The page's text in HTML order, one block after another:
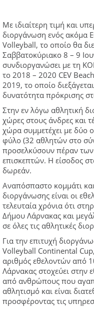
Με ιδιαίτερη τιμή και
διοργάνωση ενός ακόμα
Volleyball, το οποίο θα
Σαββατοκύριακο 8 – 9
συνδιοργανώσει με τη
το 2018 – 2020 CEV
2019, το οποίο
δυνατότητα πρόκρισης
Στην εν λόγω αθλητική
χώρες στους άνδρες και
χώρα συμμετέχει με δύο
φύλο (32 αθλητών στο
προσελκύσουν πέραν
επισκεπτών. Η είσοδος
δωρεάν.
Αναπόσπαστο κομμάτι
διοργάνωσης είναι οι
τελευταία χρόνια ότι
Δήμου Λάρνακας και
σε όλες τις αθλητικές
Για την επιτυχή
Volleyball Continental
αριθμός εθελοντών από
Λάρνακας στοχεύει στην
από ανθρώπους που
αθλητισμό και είναι
προσφέροντας τις